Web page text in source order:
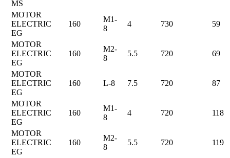
MS
MOTOR
ELECTRIC
EG
160
M1-
8
4 730 59
MOTOR
ELECTRIC
EG
160
M2-
8
5.5 720 69
MOTOR
ELECTRIC
EG
160 L-8 7.5 720 87
MOTOR
ELECTRIC
EG
160
M1-
8
4 720 118
MOTOR
ELECTRIC
EG
160
M2-
8
5.5 720 119